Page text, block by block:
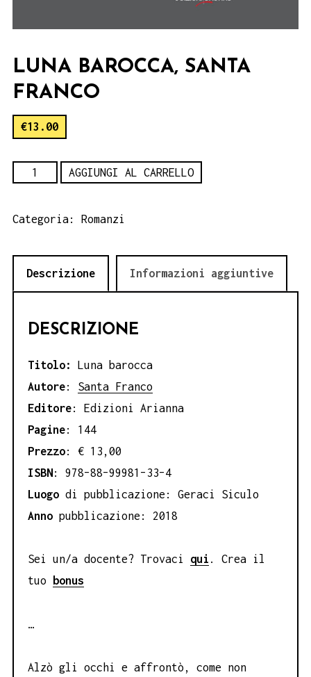
LUNA BAROCCA, SANTA
FRANCO
€13.00
Luna
Santa
quantità
AGGIUNGI AL CARRELLO
Categoria: Romanzi
Descrizione Informazioni aggiuntive
DESCRIZIONE
Titolo: Luna barocca
Autore: Santa Franco
Editore: Edizioni Arianna
Pagine: 144
Prezzo: € 13,00
ISBN: 978–88–99981–33–4
Luogo di pubblicazione: Geraci Siculo
Anno pubblicazione: 2018
Sei un/a docente? Trovaci qui . Crea il
tuo
bonus
…
Alzò gli occhi e affrontò, come non